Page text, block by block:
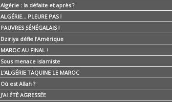
Algérie : la défaite et après ?
ALGÉRIE… PLEURE PAS !
PAUVRES SÉNÉGALAIS !
Dziriya défie l’Amérique
MAROC AU FINAL !
Sous menace islamiste
L’ALGÉRIE TAQUINE LE MAROC
Où est Allah ?
J’AI ÉTÉ AGRESSÉE